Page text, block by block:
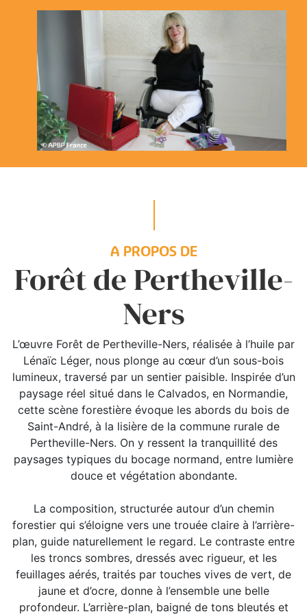
A PROPOS DE
Forêt de Pertheville-
Ners
L’œuvre Forêt de Pertheville-Ners, réalisée à l’huile par
Lénaïc Léger, nous plonge au cœur d’un sous-bois
lumineux, traversé par un sentier paisible. Inspirée d’un
paysage réel situé dans le Calvados, en Normandie,
cette scène forestière évoque les abords du bois de
Saint-André, à la lisière de la commune rurale de
Pertheville-Ners. On y ressent la tranquillité des
paysages typiques du bocage normand, entre lumière
douce et végétation abondante.
La composition, structurée autour d’un chemin
forestier qui s’éloigne vers une trouée claire à l’arrière-
plan, guide naturellement le regard. Le contraste entre
les troncs sombres, dressés avec rigueur, et les
feuillages aérés, traités par touches vives de vert, de
jaune et d’ocre, donne à l’ensemble une belle
profondeur. L’arrière-plan, baigné de tons bleutés et